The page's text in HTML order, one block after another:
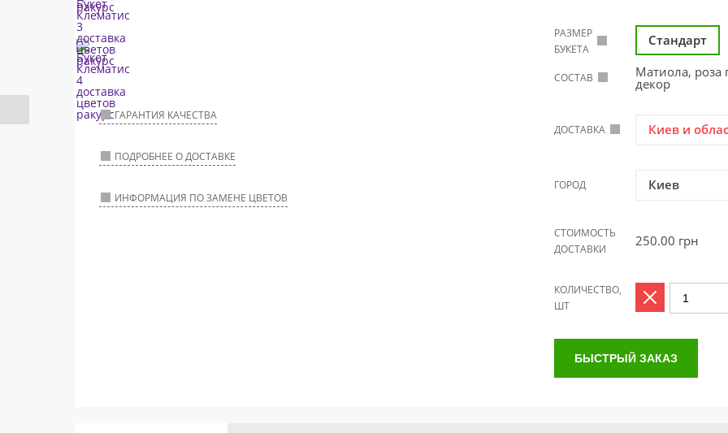
ГАРАНТИЯ КАЧЕСТВА
ПОДРОБНЕЕ О ДОСТАВКЕ
ИНФОРМАЦИЯ ПО ЗАМЕНЕ ЦВЕТОВ
РАЗМЕР
БУКЕТА
Стандарт
СОСТАВ Матиола, роза
декор
ДОСТАВКА Киев и
ГОРОД Киев
СТОИМОСТЬ
ДОСТАВКИ
250.00 грн
КОЛИЧЕСТВО,
ШТ
БЫСТРЫЙ ЗАКАЗ